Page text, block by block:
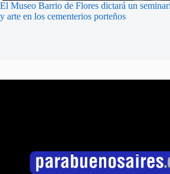
El Museo Barrio de Flores dictará un
y arte en los cementerios porteños